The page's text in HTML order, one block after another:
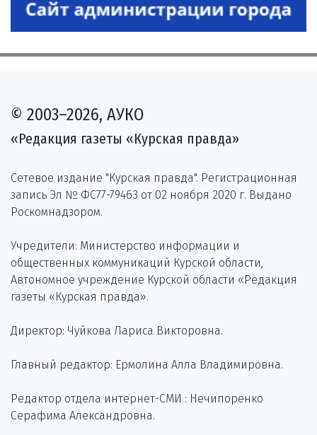
© 2003–2026, АУКО
«Редакция газеты «Курская правда»
Сетевое издание "Курская правда". Регистрационная
запись Эл № ФС77-79463 от 02 ноября 2020 г. Выдано
Роскомнадзором.
Учредители: Министерство информации и
общественных коммуникаций Курской области,
Автономное учреждение Курской области «Редакция
газеты «Курская правда».
Директор: Чуйкова Лариса Викторовна.
Главный редактор: Ермолина Алла Владимировна.
Редактор отдела интернет-СМИ : Нечипоренко
Серафима Александровна.